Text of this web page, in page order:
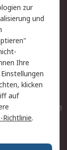
Batterien
zur
und
Ihre
klicken
auf
Richtlinie.